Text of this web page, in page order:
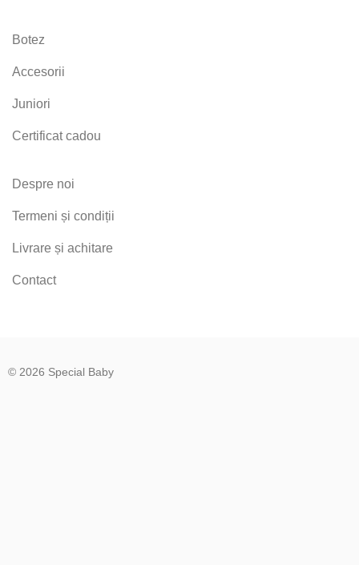
Botez
Accesorii
Juniori
Certificat cadou
Despre noi
Termeni și condiții
Livrare și achitare
Contact
© 2026 Special Baby